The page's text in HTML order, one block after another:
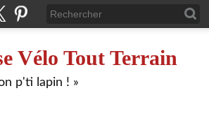
Vélo Tout Terrain
p'ti lapin ! »